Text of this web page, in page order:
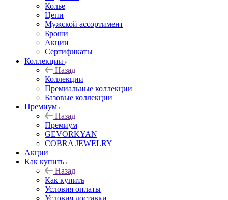
Колье
Цепи
Мужской ассортимент
Броши
Акции
Сертификаты
Коллекции
Назад
Коллекции
Премиальные коллекции
Базовые коллекции
Премиум
Назад
Премиум
GEVORKYAN
COBRA JEWELRY
Акции
Как купить
Назад
Как купить
Условия оплаты
Условия доставки